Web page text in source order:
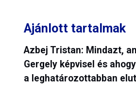
Ajánlott tartalmak
Azbej Tristan: Mindazt,
Gergely képvisel és
a leghatározottabban